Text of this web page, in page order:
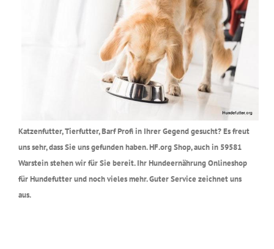
Katzenfutter, Tierfutter, Barf Profi in Ihrer Gegend gesucht? Es freut
uns sehr, dass Sie uns gefunden haben. HF.org Shop, auch in 59581
Warstein stehen wir für Sie bereit. Ihr Hundeernährung Onlineshop
für Hundefutter und noch vieles mehr. Guter Service zeichnet uns
aus.